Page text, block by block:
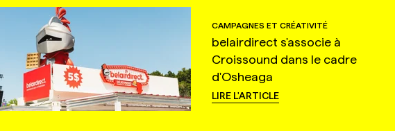
CAMPAGNES ET CRÉATIVITÉ
belairdirect s'associe à
Croissound dans le cadre
d'Osheaga
LIRE L'ARTICLE